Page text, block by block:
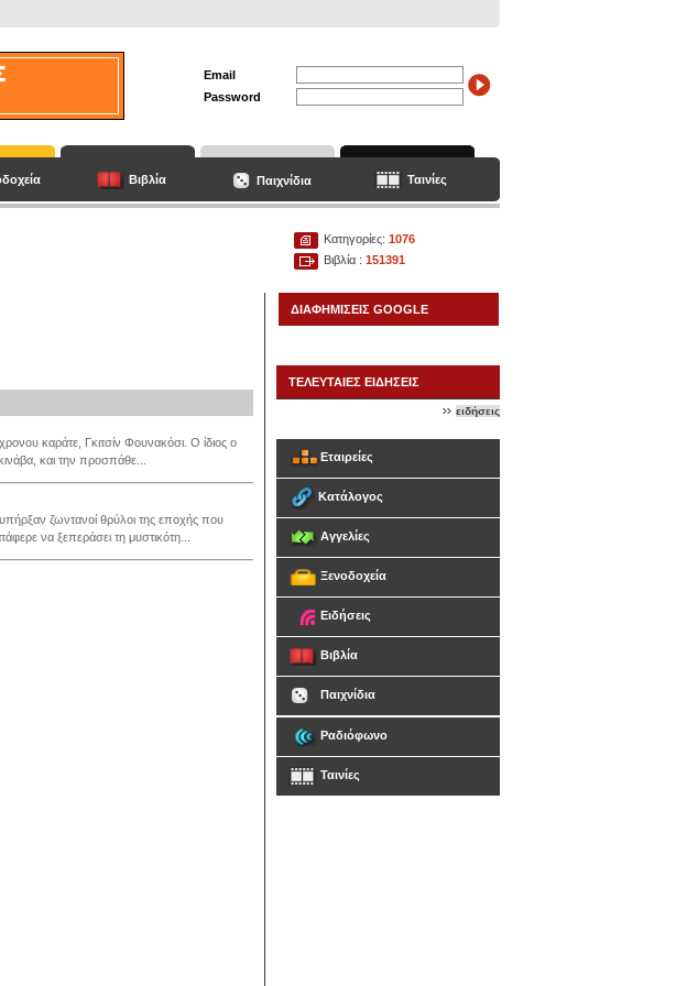
Email
Password
Βιβλία Παιχνίδια Ταινίες
Κατηγορίες: 1076
Βιβλία : 151391
καράτε, Γκιτσίν Φουνακόσι. Ο ίδιος ο
και την προσπάθε...
ζωντανοί θρύλοι της εποχής που
να ξεπεράσει τη μυστικότη...
ΔΙΑΦΗΜΙΣΕΙΣ GOOGLE
ΤΕΛΕΥΤΑΙΕΣ ΕΙΔΗΣΕΙΣ
ειδήσεις
Εταιρείες
Κατάλογος
Αγγελίες
Ξενοδοχεία
Ειδήσεις
Βιβλία
Παιχνίδια
Ραδιόφωνο
Ταινίες